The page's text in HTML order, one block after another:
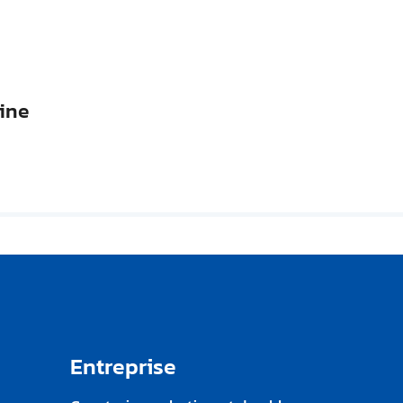
Entreprise